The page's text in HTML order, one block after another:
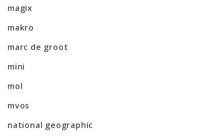
magix
makro
marc de groot
mini
mol
mvos
national geographic